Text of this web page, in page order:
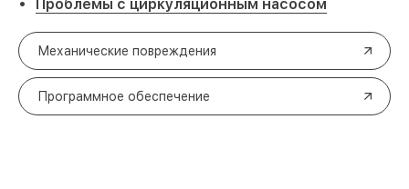
Проблемы с циркуляционным насосом
Механические повреждения
Программное обеспечение